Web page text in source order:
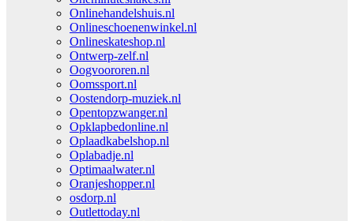
Onlinehandelshuis.nl
Onlineschoenenwinkel.nl
Onlineskateshop.nl
Ontwerp-zelf.nl
Oogvoororen.nl
Oomssport.nl
Oostendorp-muziek.nl
Opentopzwanger.nl
Opklapbedonline.nl
Oplaadkabelshop.nl
Oplabadje.nl
Optimaalwater.nl
Oranjeshopper.nl
osdorp.nl
Outlettoday.nl